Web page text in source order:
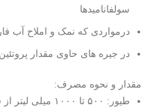
سولفانامیدها
درمواردی که نمک و املاح آب
در جیره های حاوی مقدار پروتئین
مقدار و نحوه مصرف: